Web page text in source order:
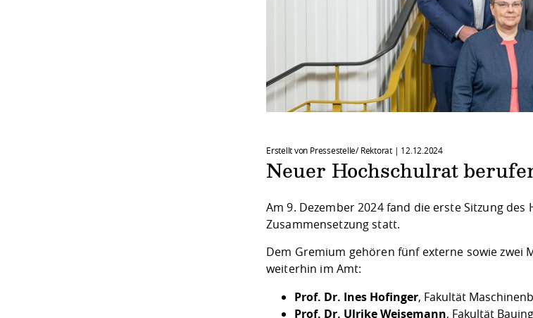
Erstellt von Pressestelle/ Rektorat | 12.12.2024
Neuer Hochschulrat
Am 9. Dezember 2024 fand die erste Sitzung
Zusammensetzung statt.
Dem Gremium gehören fünf externe sowie zwei
weiterhin im Amt:
Prof. Dr. Ines Hofinger, Fakultät
Prof. Dr. Ulrike Weisemann, Fakultät